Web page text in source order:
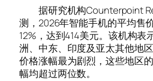
据研究机构Counterpoint
测，2026年智能手机的平均售
12%，达到414美元。该机构表
洲、中东、印度及亚太其他地
价格涨幅最为剧烈，这些地区
幅均超过两位数。